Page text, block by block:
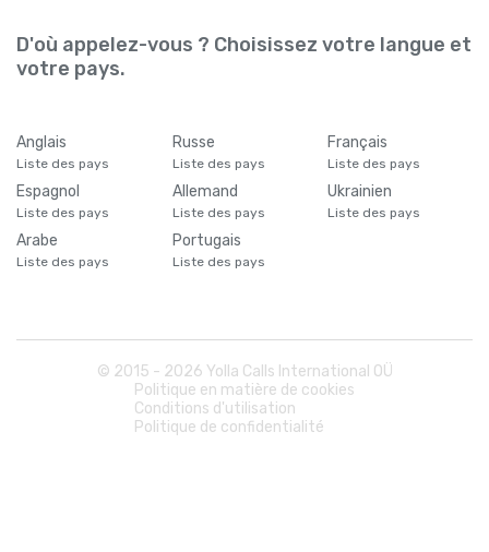
D'où appelez-vous ? Choisissez votre langue et
votre pays.
Anglais
Liste des pays
Russe
Liste des pays
Français
Liste des pays
Espagnol
Liste des pays
Allemand
Liste des pays
Ukrainien
Liste des pays
Arabe
Liste des pays
Portugais
Liste des pays
© 2015 - 2026 Yolla Calls International OÜ
Politique en matière de cookies
Conditions d'utilisation
Politique de confidentialité